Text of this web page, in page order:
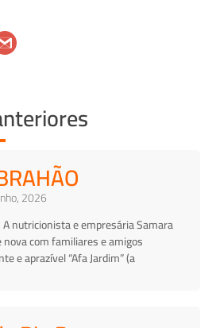
2026
A nutricionista e empresária Samara
nova com familiares e amigos
e aprazível “Afa Jardim” (a